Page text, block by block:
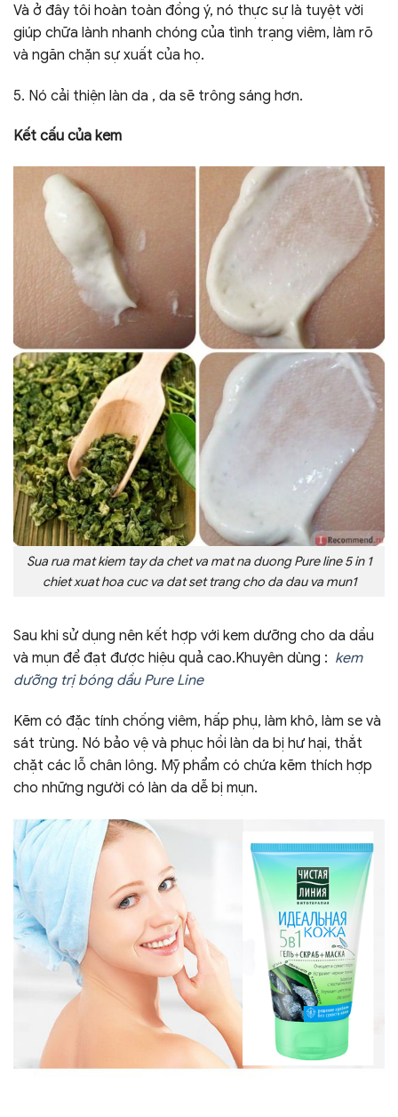
Và ở đây tôi hoàn toàn đồng ý, nó thực sự là tuyệt vời
giúp chữa lành nhanh chóng của tình trạng viêm, làm rõ
và ngăn chặn sự xuất của họ.
5. Nó cải thiện làn da , da sẽ trông sáng hơn.
Kết cấu của kem
Sua rua mat kiem tay da chet va mat na duong Pure line 5 in 1
chiet xuat hoa cuc va dat set trang cho da dau va mun1
Sau khi sử dụng nên kết hợp với kem dưỡng cho da dầu
và mụn để đạt được hiệu quả cao.Khuyên dùng : kem
dưỡng trị bóng dầu Pure Line
Kẽm có đặc tính chống viêm, hấp phụ, làm khô, làm se và
sát trùng. Nó bảo vệ và phục hồi làn da bị hư hại, thắt
chặt các lỗ chân lông. Mỹ phẩm có chứa kẽm thích hợp
cho những người có làn da dễ bị mụn.